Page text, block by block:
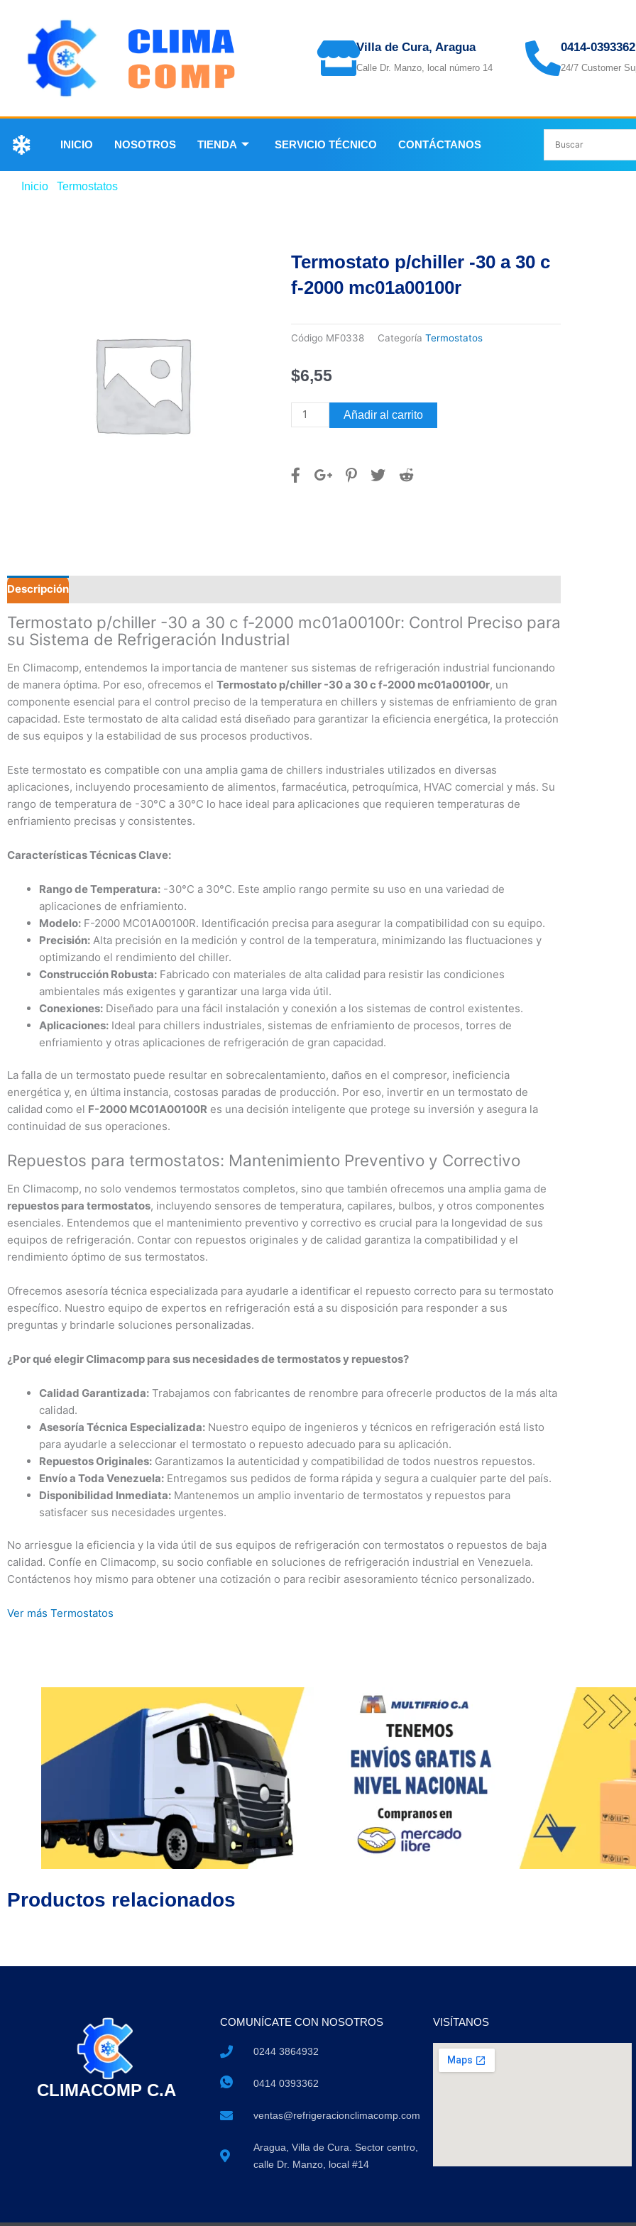
Villa de Cura, Aragua
Calle Dr. Manzo, local número 14
0414-0393362
24/7 Customer
INICIO NOSOTROS TIENDA SERVICIO TÉCNICO CONTÁCTANOS
Inicio Termostatos
Termostato p/chiller -30 a 30 c
f-2000 mc01a00100r
Código MF0338 Categoría Termostatos
$6,55
Termostato
p/chiller
30
Añadir al carrito
Descripción
Termostato p/chiller -30 a 30 c f-2000 mc01a00100r: Control Preciso para
su Sistema de Refrigeración Industrial
En Climacomp, entendemos la importancia de mantener sus sistemas de refrigeración industrial funcionando
de manera óptima. Por eso, ofrecemos el Termostato p/chiller -30 a 30 c f-2000 mc01a00100r, un
componente esencial para el control preciso de la temperatura en chillers y sistemas de enfriamiento de gran
capacidad. Este termostato de alta calidad está diseñado para garantizar la eficiencia energética, la protección
de sus equipos y la estabilidad de sus procesos productivos.
Este termostato es compatible con una amplia gama de chillers industriales utilizados en diversas
aplicaciones, incluyendo procesamiento de alimentos, farmacéutica, petroquímica, HVAC comercial y más. Su
rango de temperatura de -30°C a 30°C lo hace ideal para aplicaciones que requieren temperaturas de
enfriamiento precisas y consistentes.
Características Técnicas Clave:
Rango de Temperatura: -30°C a 30°C. Este amplio rango permite su uso en una variedad de
aplicaciones de enfriamiento.
Modelo: F-2000 MC01A00100R. Identificación precisa para asegurar la compatibilidad con su equipo.
Precisión: Alta precisión en la medición y control de la temperatura, minimizando las fluctuaciones y
optimizando el rendimiento del chiller.
Construcción Robusta: Fabricado con materiales de alta calidad para resistir las condiciones
ambientales más exigentes y garantizar una larga vida útil.
Conexiones: Diseñado para una fácil instalación y conexión a los sistemas de control existentes.
Aplicaciones: Ideal para chillers industriales, sistemas de enfriamiento de procesos, torres de
enfriamiento y otras aplicaciones de refrigeración de gran capacidad.
La falla de un termostato puede resultar en sobrecalentamiento, daños en el compresor, ineficiencia
energética y, en última instancia, costosas paradas de producción. Por eso, invertir en un termostato de
calidad como el F-2000 MC01A00100R es una decisión inteligente que protege su inversión y asegura la
continuidad de sus operaciones.
Repuestos para termostatos: Mantenimiento Preventivo y Correctivo
En Climacomp, no solo vendemos termostatos completos, sino que también ofrecemos una amplia gama de
repuestos para termostatos, incluyendo sensores de temperatura, capilares, bulbos, y otros componentes
esenciales. Entendemos que el mantenimiento preventivo y correctivo es crucial para la longevidad de sus
equipos de refrigeración. Contar con repuestos originales y de calidad garantiza la compatibilidad y el
rendimiento óptimo de sus termostatos.
Ofrecemos asesoría técnica especializada para ayudarle a identificar el repuesto correcto para su termostato
específico. Nuestro equipo de expertos en refrigeración está a su disposición para responder a sus
preguntas y brindarle soluciones personalizadas.
¿Por qué elegir Climacomp para sus necesidades de termostatos y repuestos?
Calidad Garantizada: Trabajamos con fabricantes de renombre para ofrecerle productos de la más alta
calidad.
Asesoría Técnica Especializada: Nuestro equipo de ingenieros y técnicos en refrigeración está listo
para ayudarle a seleccionar el termostato o repuesto adecuado para su aplicación.
Repuestos Originales: Garantizamos la autenticidad y compatibilidad de todos nuestros repuestos.
Envío a Toda Venezuela: Entregamos sus pedidos de forma rápida y segura a cualquier parte del país.
Disponibilidad Inmediata: Mantenemos un amplio inventario de termostatos y repuestos para
satisfacer sus necesidades urgentes.
No arriesgue la eficiencia y la vida útil de sus equipos de refrigeración con termostatos o repuestos de baja
calidad. Confíe en Climacomp, su socio confiable en soluciones de refrigeración industrial en Venezuela.
Contáctenos hoy mismo para obtener una cotización o para recibir asesoramiento técnico personalizado.
Ver más Termostatos
Productos relacionados
CLIMACOMP C.A
COMUNÍCATE CON NOSOTROS
0244 3864932
0414 0393362
ventas@refrigeracionclimacomp.com
Aragua, Villa de Cura. Sector centro,
calle Dr. Manzo, local #14
VISÍTANOS